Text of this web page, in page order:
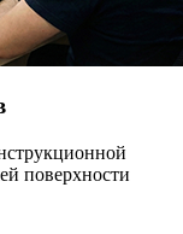
поверхности